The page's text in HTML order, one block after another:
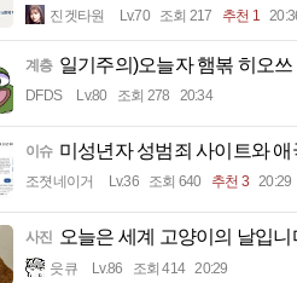
진겟타원 Lv.70 조회 217 추천 1
계층 일기주의)오늘자 햄볶 히오쓰
DFDS Lv.80 조회 278 20:34
이슈 미성년자 성범죄 사이트와 애
조졋네이거 Lv.36 조회 640 추천 3 20:29
사진 오늘은 세계 고양이의 날입니
읏큐 Lv.86 조회 414 20:29